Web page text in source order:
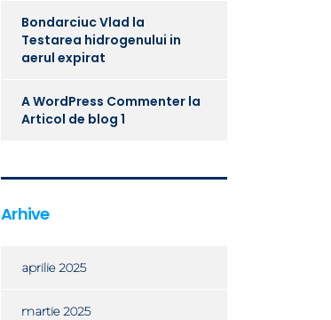
Bondarciuc Vlad la
Testarea hidrogenului in
aerul expirat
A WordPress Commenter la
Articol de blog 1
Arhive
aprilie 2025
martie 2025